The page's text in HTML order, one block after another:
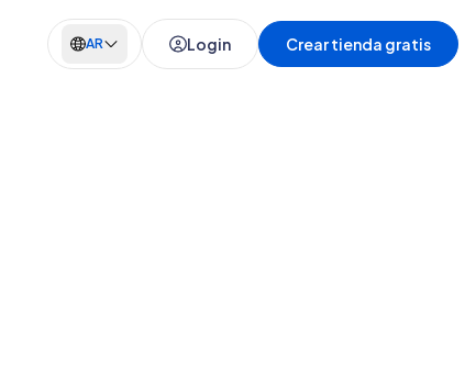
AR Login Crear tienda gratis